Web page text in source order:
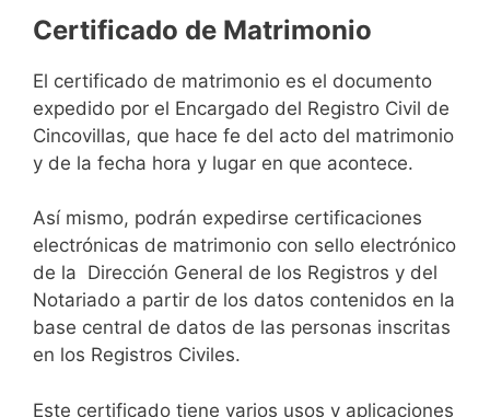
Certificado de Matrimonio
El certificado de matrimonio es el documento
expedido por el Encargado del Registro Civil de
Cincovillas, que hace fe del acto del matrimonio
y de la fecha hora y lugar en que acontece.
Así mismo, podrán expedirse certificaciones
electrónicas de matrimonio con sello electrónico
de la Dirección General de los Registros y del
Notariado a partir de los datos contenidos en la
base central de datos de las personas inscritas
en los Registros Civiles.
Este certificado tiene varios usos y aplicaciones